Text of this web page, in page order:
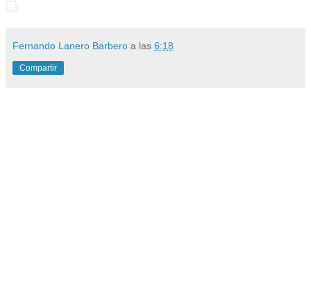
Fernando Lanero Barbero a las 6:18
Compartir